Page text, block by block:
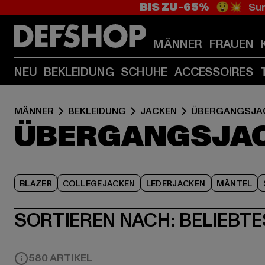
BIS ZU -65% 😲💥
MÄNNER FRAUEN
NEU BEKLEIDUNG SCHUHE ACCESSOIRES
MÄNNER BEKLEIDUNG JACKEN
BLAZER COLLEGEJACKEN LEDERJACKEN MÄNTEL
SORTIEREN NACH:
580 ARTIKEL